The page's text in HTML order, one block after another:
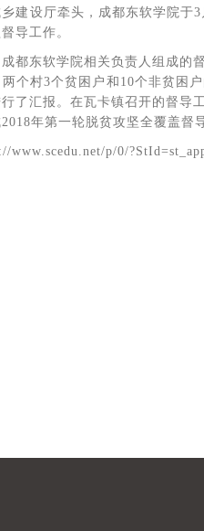
建设厅牵头，成都东软学院于
导工作。
都东软学院相关负责人组成的
个村3个贫困户和10个非贫困
了汇报。在瓦卡镇召开的督导
年第一轮脱贫攻坚全覆盖督
www.scedu.net/p/0/